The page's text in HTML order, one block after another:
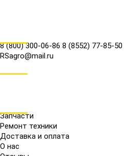
8 (800) 300-06-86 8 (8552) 77-85-50
RSagro@mail.ru
Запчасти
Ремонт техники
Доставка и оплата
О нас